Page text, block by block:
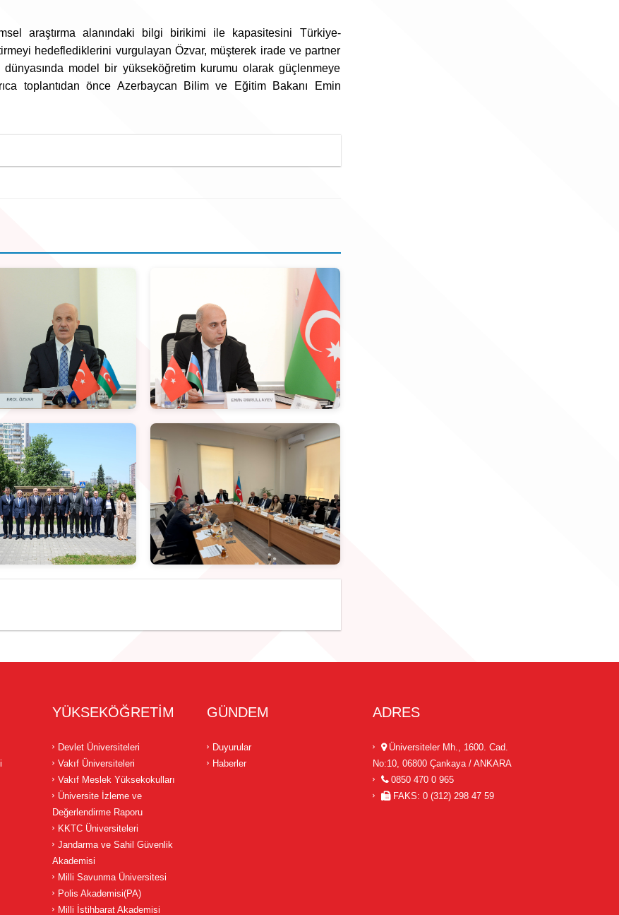
araştırma alanındaki bilgi birikimi ile kapasitesini Türkiye-
hedeflediklerini vurgulayan Özvar, müşterek irade ve partner
model bir yükseköğretim kurumu olarak güçlenmeye
toplantıdan önce Azerbaycan Bilim ve Eğitim Bakanı Emin
YÜKSEKÖĞRETİM
Devlet Üniversiteleri
Vakıf Üniversiteleri
Vakıf Meslek Yüksekokulları
Üniversite İzleme ve
Değerlendirme Raporu
KKTC Üniversiteleri
Jandarma ve Sahil Güvenlik
Akademisi
Milli Savunma Üniversitesi
Polis Akademisi(PA)
Milli İstihbarat Akademisi
GÜNDEM
Duyurular
Haberler
ADRES
Üniversiteler Mh., 1600. Cad.
No:10, 06800 Çankaya / ANKARA
0850 470 0 965
FAKS: 0 (312) 298 47 59